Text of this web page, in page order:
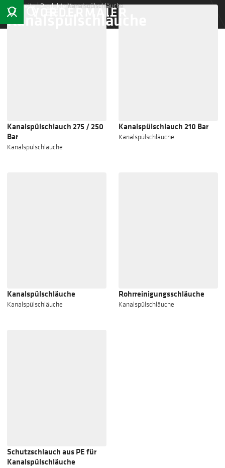
Startseite|Produkte|Kanalspülschläuche
Kanalspülschläuche
Kanalspülschlauch 275 / 250
Bar
Kanalspülschläuche
Kanalspülschlauch 210 Bar
Kanalspülschläuche
Kanalspülschläuche
Kanalspülschläuche
Rohrreinigungsschläuche
Kanalspülschläuche
Schutzschlauch aus PE für
Kanalspülschläuche